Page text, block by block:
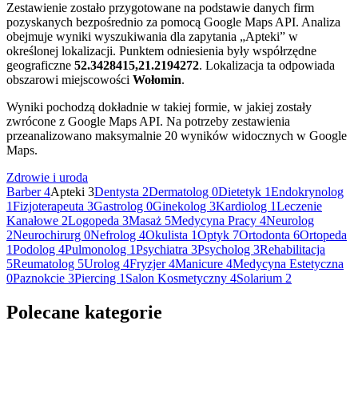
Zestawienie zostało przygotowane na podstawie danych firm
pozyskanych bezpośrednio za pomocą Google Maps API. Analiza
obejmuje wyniki wyszukiwania dla zapytania „Apteki” w
określonej lokalizacji. Punktem odniesienia były współrzędne
geograficzne 52.3428415,21.2194272. Lokalizacja ta odpowiada
obszarowi miejscowości Wołomin.
Wyniki pochodzą dokładnie w takiej formie, w jakiej zostały
zwrócone z Google Maps API. Na potrzeby zestawienia
przeanalizowano maksymalnie 20 wyników widocznych w Google
Maps.
Zdrowie i uroda
Barber4Apteki 3Dentysta 2Dermatolog 0Dietetyk 1Endokrynolog
1Fizjoterapeuta 3Gastrolog 0Ginekolog 3Kardiolog 1Leczenie
Kanałowe 2Logopeda 3Masaż 5Medycyna Pracy 4Neurolog
2Neurochirurg 0Nefrolog 4Okulista 1Optyk 7Ortodonta 6Ortopeda
1Podolog 4Pulmonolog 1Psychiatra 3Psycholog 3Rehabilitacja
5Reumatolog 5Urolog 4Fryzjer4Manicure 4Medycyna Estetyczna
0Paznokcie 3Piercing 1 Salon Kosmetyczny 4Solarium 2
Polecane kategorie